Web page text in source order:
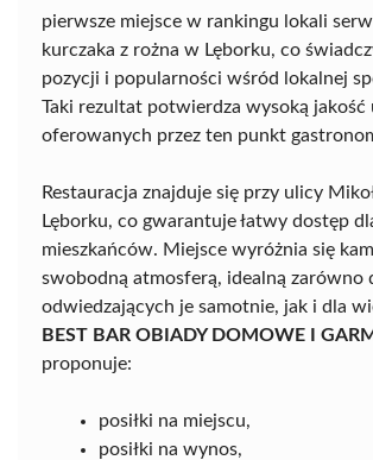
pierwsze miejsce w rankingu lokali
kurczaka z rożna w Lęborku, co
pozycji i popularności wśród lokalnej
Taki rezultat potwierdza wysoką jakość
oferowanych przez ten punkt
Restauracja znajduje się przy ulicy
Lęborku, co gwarantuje łatwy dostęp
mieszkańców. Miejsce wyróżnia się
swobodną atmosferą, idealną zarówno
odwiedzających je samotnie, jak i dla
BEST BAR OBIADY DOMOWE I
proponuje:
posiłki na miejscu,
posiłki na wynos,